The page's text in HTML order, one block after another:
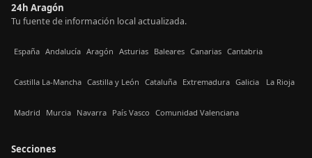
24h Aragón
Tu fuente de información local actualizada.
España Andalucía Aragón Asturias Baleares Canarias Cantabria
Castilla La-Mancha Castilla y León Cataluña Extremadura Galicia La Rioja
Madrid Murcia Navarra País Vasco Comunidad Valenciana
Secciones